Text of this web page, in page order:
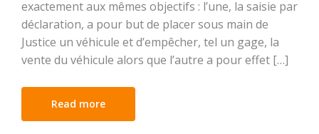
exactement aux mêmes objectifs : l’une, la saisie par
déclaration, a pour but de placer sous main de
Justice un véhicule et d’empêcher, tel un gage, la
vente du véhicule alors que l’autre a pour effet […]
Read more